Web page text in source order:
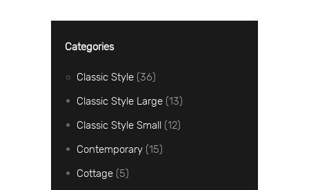
Categories
Classic Style (36)
Classic Style Large (13)
Classic Style Small (12)
Contemporary (15)
Cottage (5)